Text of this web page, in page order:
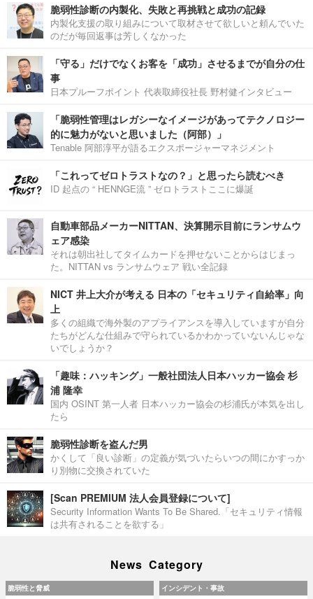
脆弱性診断の内製化、失敗と再挑戦と成功の記録
内製化支援の取り組みについて取材させて欲しいと頼んでいた
のだが毎回返事は芳しくなかった
「守る」だけでなくお客を「成功」させるまでが自分の仕
事
日本プルーフポイント 代表取締役社長 野村健インタビュー
「脆弱性管理はレガシーなイメージがあってテクノロジー
的に魅力がないと思いました（阿部）」
Tenable 阿部淳平が語るエクスポージャーマネジメント
「これってゼロトラストなの？」と思ったら読むべき
ID 起点の “ HENNGE流 ” ゼロトラストここに爆誕
自動車部品メーカーNITTAN、決算開示目前にランサムウ
ェア感染
それは朝出社してタイムカードを押せないことからはじまっ
た。NITTAN vs ランサムウェア 戦い全記録
NICT 井上大介が考える 日本の「セキュリティ自給率」向
上
多くの組織で海外製のアプライアンスを導入していますが自分
たちがどんな仕組みで守られているかわかっていないんじゃな
いでしょうか？
「趣味：ハッキング」一般社団法人日本ハッカー協会 杉
浦 隆幸
国内 OSINT 第一人者 日本ハッカー協会の杉浦氏が本気を出し
たら
脆弱性診断を盗んだ男
かくして「良い診断」の定義が気づいたらいつの間にかすっか
り別物に交換されていた
[Scan PREMIUM 法人会員登録について]
Security Information Wants To Be Shared.「セキュリティ情報
は共有されることを欲する」
News Category
脆弱性と脅威 インシデント・事故